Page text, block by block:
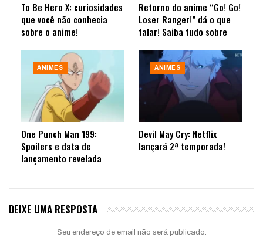
To Be Hero X: curiosidades
que você não conhecia
sobre o anime!
Retorno do anime “Go! Go!
Loser Ranger!” dá o que
falar! Saiba tudo sobre
ANIMES
One Punch Man 199:
Spoilers e data de
lançamento revelada
ANIMES
Devil May Cry: Netflix
lançará 2ª temporada!
DEIXE UMA RESPOSTA
Seu endereço de email não será publicado.